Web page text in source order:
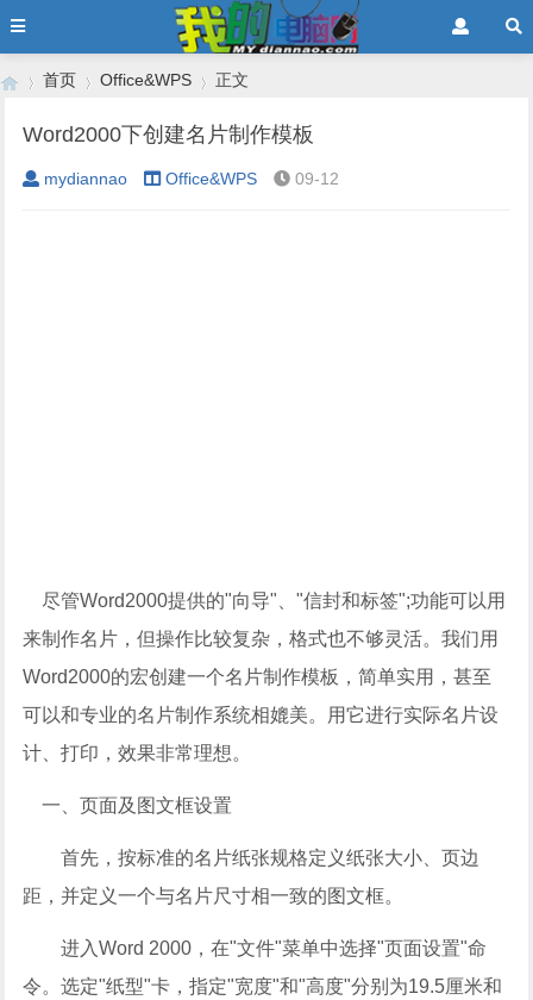
›
首页
›
Office&WPS
›
正文
Word2000下创建名片制作模板
mydiannao Office&WPS 09-12
尽管Word2000提供的"向导"、"信封和标签";功能可以用
来制作名片，但操作比较复杂，格式也不够灵活。我们用
Word2000的宏创建一个名片制作模板，简单实用，甚至
可以和专业的名片制作系统相媲美。用它进行实际名片设
计、打印，效果非常理想。
一、页面及图文框设置
首先，按标准的名片纸张规格定义纸张大小、页边
距，并定义一个与名片尺寸相一致的图文框。
进入Word 2000，在"文件"菜单中选择"页面设置"命
令。选定"纸型"卡，指定"宽度"和"高度"分别为19.5厘米和